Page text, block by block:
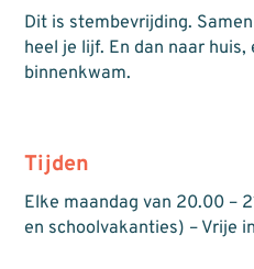
Dit is stembevrijding.
heel je lijf. En dan naar
binnenkwam.
Tijden
Elke maandag van 20.00 –
en schoolvakanties) – Vrije